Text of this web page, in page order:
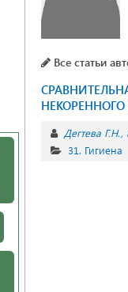
Все статьи
Дегтева Г.Н.
31. Гигиена